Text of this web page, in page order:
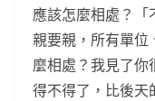
應該怎麼相處？
親要親，所有單位
麼相處？我見了
得不得了，比後天